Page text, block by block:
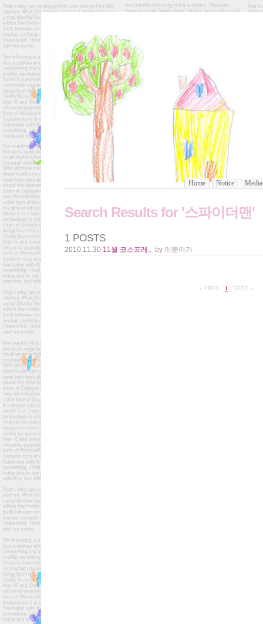
Home Notice Media
Search Results for '스파이더맨'
1 POSTS
2010.11.30 11월 코스프레.. by 이뿐아가
« PREV : 1 : NEXT »